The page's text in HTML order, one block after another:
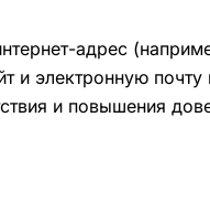
адрес
и электронную
и повышения